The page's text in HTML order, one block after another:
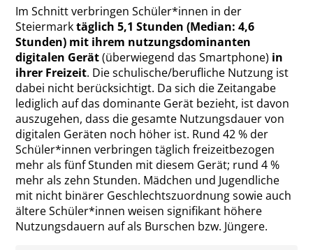
Im Schnitt verbringen Schüler*innen in der
Steiermarktäglich 5,1 Stunden (Median: 4,6
Stunden) mit ihrem nutzungsdominanten
digitalen Gerät(überwiegend das Smartphone) in
ihrer Freizeit. Die schulische/berufliche Nutzung ist
dabei nicht berücksichtigt. Da sich die Zeitangabe
lediglich auf das dominante Gerät bezieht, ist davon
auszugehen, dass die gesamte Nutzungsdauer von
digitalen Geräten noch höher ist. Rund 42 % der
Schüler*innen verbringen täglich freizeitbezogen
mehr als fünf Stunden mit diesem Gerät; rund 4 %
mehr als zehn Stunden. Mädchen und Jugendliche
mit nicht binärer Geschlechtszuordnung sowie auch
ältere Schüler*innen weisen signifikant höhere
Nutzungsdauern auf als Burschen bzw. Jüngere.